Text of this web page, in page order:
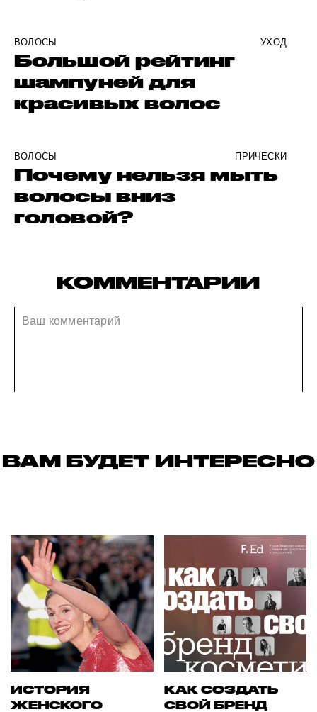
ВОЛОСЫ УХОД
Большой рейтинг
шампуней для
красивых волос
ВОЛОСЫ ПРИЧЕСКИ
Почему нельзя мыть
волосы вниз
головой?
КОММЕНТАРИИ
ВАМ БУДЕТ ИНТЕРЕСНО
ИСТОРИЯ
ЖЕНСКОГО
КАК СОЗДАТЬ
СВОЙ БРЕНД